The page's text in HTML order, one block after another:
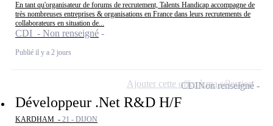
En tant qu'organisateur de forums de recrutement, Talents Handicap accompagne de
très nombreuses entreprises & organisations en France dans leurs recrutements de
collaborateurs en situation de...
CDI - Non renseigné
Publié il y a 2 jours
Développeur .Net R&D H/F
KARDHAM - 21 - DIJON
CDINon renseigné
Ajouter cette offre à ma sélection